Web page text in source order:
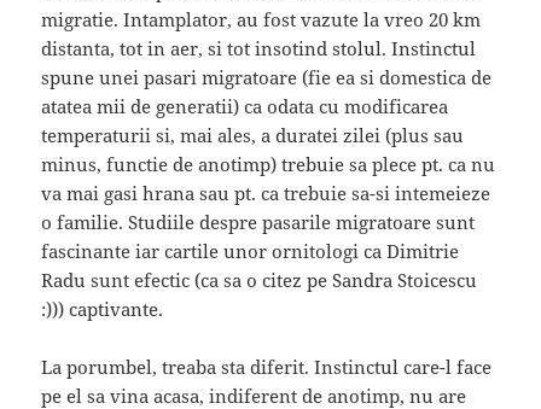
migratie. Intamplator, au fost vazute la vreo 20 km
distanta, tot in aer, si tot insotind stolul. Instinctul
spune unei pasari migratoare (fie ea si domestica de
atatea mii de generatii) ca odata cu modificarea
temperaturii si, mai ales, a duratei zilei (plus sau
minus, functie de anotimp) trebuie sa plece pt. ca nu
va mai gasi hrana sau pt. ca trebuie sa-si intemeieze
o familie. Studiile despre pasarile migratoare sunt
fascinante iar cartile unor ornitologi ca Dimitrie
Radu sunt efectic (ca sa o citez pe Sandra Stoicescu
:))) captivante.
La porumbel, treaba sta diferit. Instinctul care-l face
pe el sa vina acasa, indiferent de anotimp, nu are